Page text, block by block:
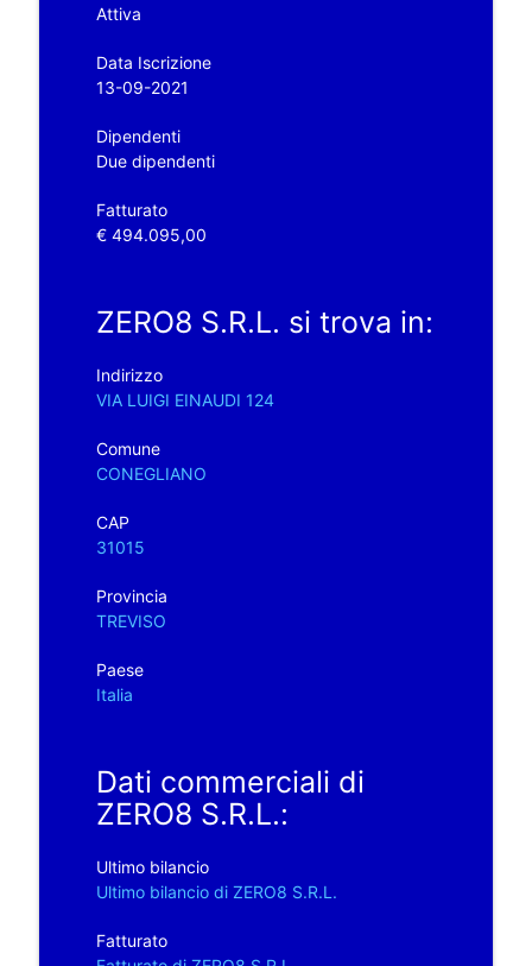
Attiva
Data Iscrizione
13-09-2021
Dipendenti
Due dipendenti
Fatturato
€ 494.095,00
ZERO8 S.R.L. si trova in:
Indirizzo
VIA LUIGI EINAUDI 124
Comune
CONEGLIANO
CAP
31015
Provincia
TREVISO
Paese
Italia
Dati commerciali di
ZERO8 S.R.L.:
Ultimo bilancio
Ultimo bilancio di ZERO8 S.R.L.
Fatturato